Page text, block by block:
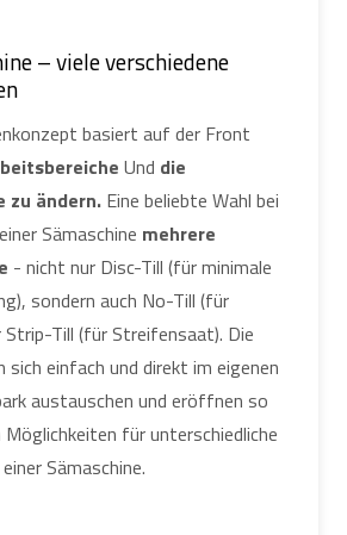
– viele verschiedene
basiert auf der Front
Und die
zu ändern. Eine beliebte Wahl bei
Sämaschine mehrere
- nicht nur Disc-Till (für minimale
sondern auch No-Till (für
Till (für Streifensaat). Die
sich einfach und direkt im eigenen
austauschen und eröffnen so
Möglichkeiten für unterschiedliche
Sämaschine.